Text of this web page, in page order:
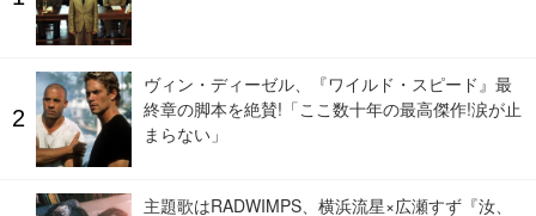
ヴィン・ディーゼル、『ワイルド・スピード』最
終章の脚本を絶賛!「ここ数十年の最高傑作!涙が止
まらない」
主題歌はRADWIMPS、横浜流星×広瀬すず『汝、